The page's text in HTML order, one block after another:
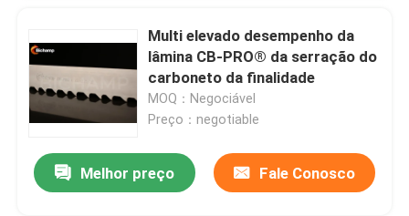
Lâminas derrubadas carboneto da serra de fita
Lâmina de uso geral da serra de fita
Lâminas industriais da serra de fita
Multi elevado desempenho da
lâmina CB-PRO® da serração do
carboneto da finalidade
MOQ：Negociável
Preço：negotiable
Melhor preço Fale Conosco